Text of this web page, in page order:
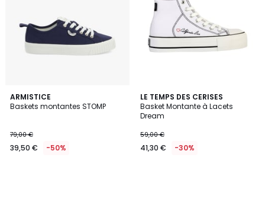
ARMISTICE
Baskets montantes STOMP
79,00 €
39,50 € -50%
LE TEMPS DES CERISES
Basket Montante à Lacets
Dream
59,00 €
41,30 € -30%